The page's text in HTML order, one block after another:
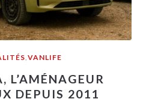
,VANLIFE
L’AMÉNAGEUR
DEPUIS 2011